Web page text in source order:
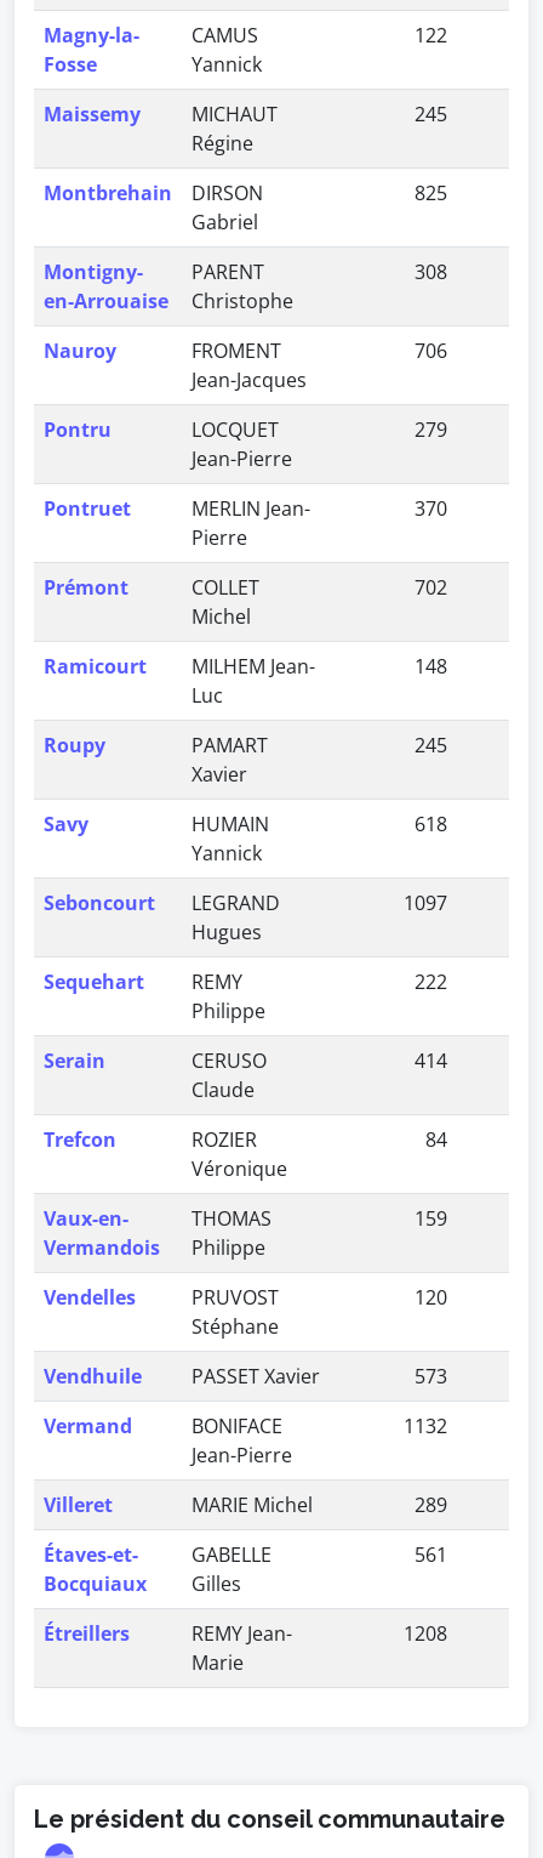
Magny-la-
Fosse
CAMUS
Yannick
122
Maissemy
MICHAUT
Régine
245
Montbrehain
DIRSON
Gabriel
825
Montigny-
en-Arrouaise
PARENT
Christophe
308
Nauroy
FROMENT
Jean-Jacques
706
Pontru
LOCQUET
Jean-Pierre
279
Pontruet
MERLIN Jean-
Pierre
370
Prémont
COLLET
Michel
702
Ramicourt
MILHEM Jean-
Luc
148
Roupy
PAMART
Xavier
245
Savy
HUMAIN
Yannick
618
Seboncourt
LEGRAND
Hugues
1097
Sequehart
REMY
Philippe
222
Serain
CERUSO
Claude
414
Trefcon
ROZIER
Véronique
84
Vaux-en-
Vermandois
THOMAS
Philippe
159
Vendelles
PRUVOST
Stéphane
120
Vendhuile PASSET Xavier 573
Vermand
BONIFACE
Jean-Pierre
1132
Villeret MARIE Michel 289
Étaves-et-
Bocquiaux
GABELLE
Gilles
561
Étreillers
REMY Jean-
Marie
1208
Le président du conseil communautaire